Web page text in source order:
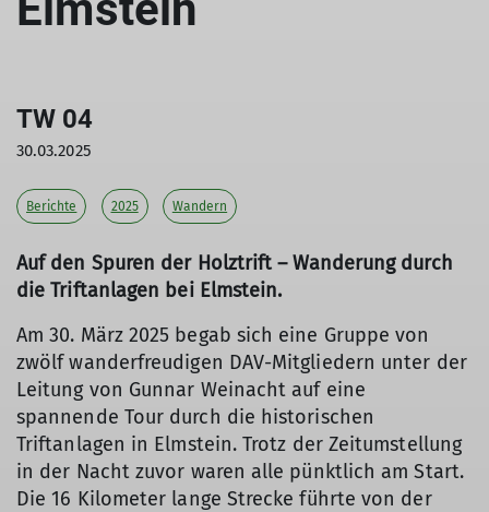
TW 04
30.03.2025
Berichte 2025 Wandern
Auf den Spuren der Holztrift – Wanderung durch
die Triftanlagen bei Elmstein.
Am 30. März 2025 begab sich eine Gruppe von
zwölf wanderfreudigen DAV-Mitgliedern unter der
Leitung von Gunnar Weinacht auf eine
spannende Tour durch die historischen
Triftanlagen in Elmstein. Trotz der Zeitumstellung
in der Nacht zuvor waren alle pünktlich am Start.
Die 16 Kilometer lange Strecke führte von der